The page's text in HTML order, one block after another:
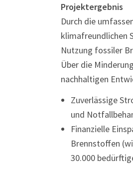
Projektergebnis
Durch die
klimafreundlichen
Nutzung fossiler
Über die
nachhaltigen
Zuverlässige
und
Finanzielle
Brennstoffen
30.000